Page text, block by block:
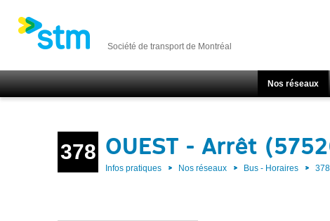
Société de transport de Montréal
Nos réseaux
378 OUEST - Arrêt
Infos pratiques Nos réseaux Bus - Horaires